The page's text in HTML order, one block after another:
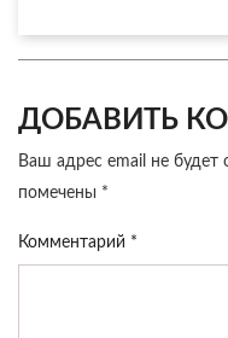
ДОБАВИТЬ
Ваш адрес email не будет
помечены *
Комментарий *